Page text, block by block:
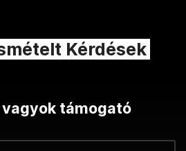
Kérdések
vagyok támogató